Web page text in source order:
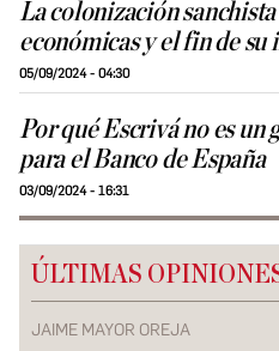
La colonización
económicas y el fin de su
05/09/2024 - 04:30
Por qué Escrivá no es un
para el Banco de España
03/09/2024 - 16:31
ÚLTIMAS
JAIME MAYOR OREJA